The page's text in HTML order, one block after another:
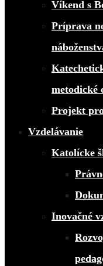
Víkend s
Príprava
metodické
Projekt
Vzdelávanie
Katolícke
Inovačné